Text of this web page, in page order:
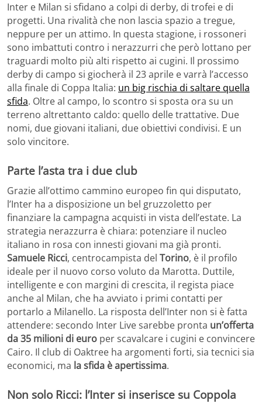
Inter e Milan si sfidano a colpi di derby, di trofei e di
progetti. Una rivalità che non lascia spazio a tregue,
neppure per un attimo. In questa stagione, i rossoneri
sono imbattuti contro i nerazzurri che però lottano per
traguardi molto più alti rispetto ai cugini. Il prossimo
derby di campo si giocherà il 23 aprile e varrà l’accesso
alla finale di Coppa Italia: un big rischia di saltare quella
sfida. Oltre al campo, lo scontro si sposta ora su un
terreno altrettanto caldo: quello delle trattative. Due
nomi, due giovani italiani, due obiettivi condivisi. E un
solo vincitore.
Parte l’asta tra i due club
Grazie all’ottimo cammino europeo fin qui disputato,
l’Inter ha a disposizione un bel gruzzoletto per
finanziare la campagna acquisti in vista dell’estate. La
strategia nerazzurra è chiara: potenziare il nucleo
italiano in rosa con innesti giovani ma già pronti.
Samuele Ricci, centrocampista del Torino, è il profilo
ideale per il nuovo corso voluto da Marotta. Duttile,
intelligente e con margini di crescita, il regista piace
anche al Milan, che ha avviato i primi contatti per
portarlo a Milanello. La risposta dell’Inter non si è fatta
attendere: secondo Inter Live sarebbe pronta un’offerta
da 35 milioni di euro per scavalcare i cugini e convincere
Cairo. Il club di Oaktree ha argomenti forti, sia tecnici sia
economici, ma la sfida è apertissima.
Non solo Ricci: l’Inter si inserisce su Coppola